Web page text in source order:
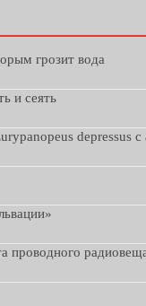
грозит вода
и сеять
depressus
проводного